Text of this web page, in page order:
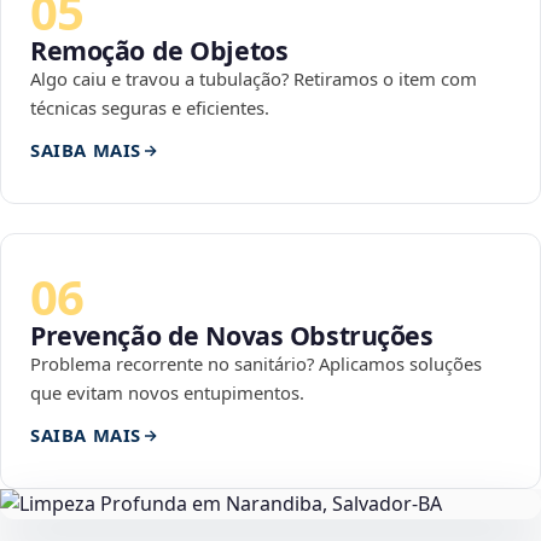
Remoção de Objetos
Algo caiu e travou a tubulação? Retiramos o item com
técnicas seguras e eficientes.
SAIBA MAIS
06
Prevenção de Novas Obstruções
Problema recorrente no sanitário? Aplicamos soluções
que evitam novos entupimentos.
SAIBA MAIS